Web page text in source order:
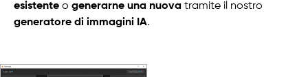
esistente o generarne una nuova tramite il nostro
generatore di immagini IA.